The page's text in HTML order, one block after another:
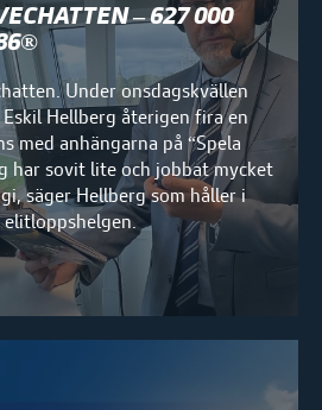
– 627 000
Hellberg återigen fira en
med anhängarna på “Spela
säger Hellberg som håller i